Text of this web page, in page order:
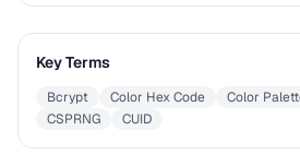
Key Terms
Bcrypt Color Hex Code Color
CSPRNG
CUID